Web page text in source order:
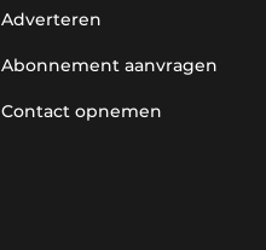
Adverteren
Abonnement aanvragen
Contact opnemen